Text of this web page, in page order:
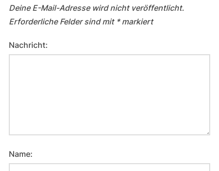
Deine E-Mail-Adresse wird nicht veröffentlicht.
Erforderliche Felder sind mit *markiert
Nachricht:
Name: